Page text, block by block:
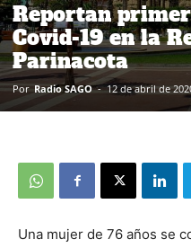
Reportan
Covid-19 en la
Parinacota
Por Radio SAGO - 12 de abril de
Una mujer de 76 años se